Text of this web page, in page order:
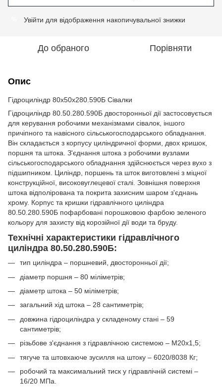
Увійти для відображення накопичувальної знижки
До обраного Порівняти
Опис
Гідроциліндр 80х50х280.590Б Сівалки
Гідроциліндр 80.50.280.590Б двосторонньої дії застосовується
для керування робочими механізмами сівалок, іншого
причіпного та навісного сільськогосподарського обладнання.
Він складається з корпусу циліндричної форми, двох кришок,
поршня та штока. З'єднання штока з робочими вузлами
сільськогосподарського обладнання здійснюється через вухо з
підшипником. Циліндр, поршень та шток виготовлені з міцної
конструкційної, високовуглецевої сталі. Зовнішня поверхня
штока відполірована та покрита захисним шаром з'єднань
хрому. Корпус та кришки гідравлічного циліндра
80.50.280.590Б пофарбовані порошковою фарбою зеленого
кольору для захисту від корозійної дії води та бруду.
Технічні характеристики гідравлічного
циліндра 80.50.280.590Б:
тип циліндра – поршневий, двосторонньої дії;
діаметр поршня – 80 міліметрів;
діаметр штока – 50 міліметрів;
загальний хід штока – 28 сантиметрів;
довжина гідроциліндра у складеному стані – 59
сантиметрів;
різьбове з'єднання з гідравлічною системою – М20х1,5;
тягуче та штовхаюче зусилля на штоку – 6020/8038 Кг;
робочий та максимальний тиск у гідравлічній системі –
16/20 МПа.